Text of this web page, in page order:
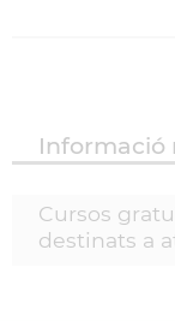
Informació
Cursos
destinats a